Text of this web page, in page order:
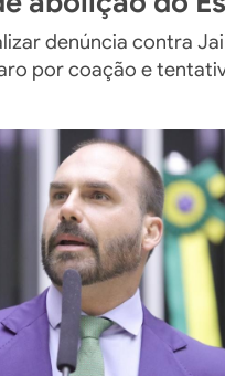
denúncia contra
por coação e